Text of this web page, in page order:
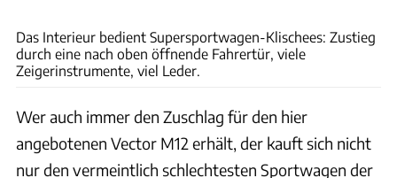
Das Interieur bedient Supersportwagen-Klischees: Zustieg
durch eine nach oben öffnende Fahrertür, viele
Zeigerinstrumente, viel Leder.
Wer auch immer den Zuschlag für den hier
angebotenen Vector M12 erhält, der kauft sich nicht
nur den vermeintlich schlechtesten Sportwagen der